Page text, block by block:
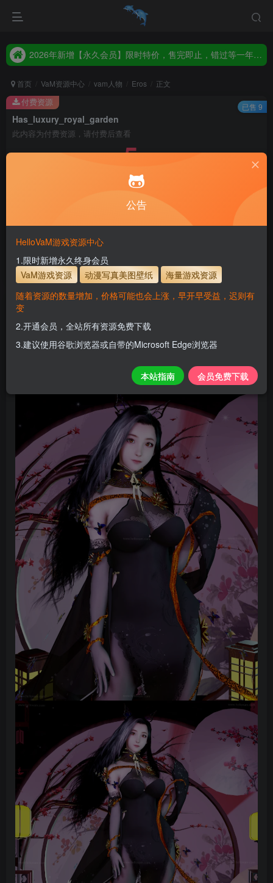
2026年新增【永久会员】限时特价，售完即止，错过等一年！！！
2026年新增【永久会员】限时特价，售完即止，错过等一年！！！
首页 VaM资源中心 vam人物 Eros 正文
Has_luxury_royal_garden
此内容为付费资源，请付费后查看
5
立即购买
主流网盘——高速下载
支付页面打不开或支付后不跳转请联系QQ：3317425885
付费资源 已售 9
Has_luxury_royal_garden
1个月前更新
关注
0 124 10
公告
HelloVaM游戏资源中心
1.限时新增永久终身会员
VaM游戏资源
动漫写真美图壁纸
海量游戏资源
随着资源的数量增加，价格可能也会上涨，早开早受益，迟则有
变
2.开通会员，全站所有资源免费下载
3.建议使用谷歌浏览器或自带的Microsoft Edge浏览器
本站指南 会员免费下载